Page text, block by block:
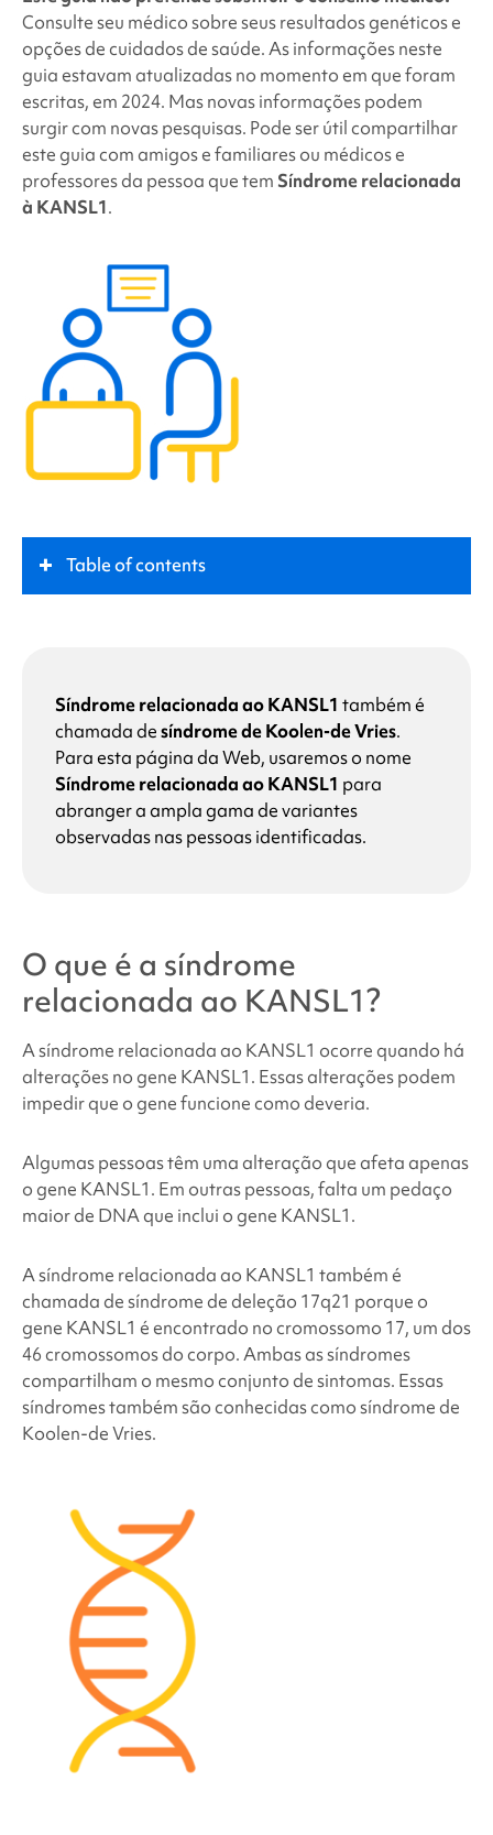
Consulte seu médico sobre seus resultados genéticos e
opções de cuidados de saúde. As informações neste
guia estavam atualizadas no momento em que foram
escritas, em 2024. Mas novas informações podem
surgir com novas pesquisas. Pode ser útil compartilhar
este guia com amigos e familiares ou médicos e
professores da pessoa que tem Síndrome relacionada
à KANSL1.
Table of contents
Função-chave
Sintomas
O que causa asíndrome relacionada ao KANSL1
Quais são as chances de outros membros da
família ou futuros filhos terema síndrome
relacionada ao KANSL1
?
Quantas pessoas têma síndrome relacionada ao
As pessoas que têma síndrome relacionada ao
KANSL1têm uma aparência diferente?
Comoa síndrome relacionada ao KANSL1é
tratada?
Problemas de comportamento e desenvolvimento
associados àsíndrome relacionada à KANSL1
Onde posso encontrar apoio e recursos?
Fontes e referências
Síndrome relacionada ao KANSL1 também é
chamada desíndrome de Koolen-de Vries.
Para esta página da Web, usaremos o nome
Síndrome relacionada ao KANSL1 para
abranger a ampla gama de variantes
observadas nas pessoas identificadas.
O que é a síndrome
relacionada ao KANSL1?
A síndrome relacionada ao KANSL1 ocorre quando há
alterações no gene KANSL1. Essas alterações podem
impedir que o gene funcione como deveria.
Algumas pessoas têm uma alteração que afeta apenas
o gene KANSL1. Em outras pessoas, falta um pedaço
maior de DNA que inclui o gene KANSL1.
A síndrome relacionada ao KANSL1 também é
chamada de síndrome de deleção 17q21 porque o
gene KANSL1 é encontrado no cromossomo 17, um dos
46 cromossomos do corpo. Ambas as síndromes
compartilham o mesmo conjunto de sintomas. Essas
síndromes também são conhecidas como síndrome de
Koolen-de Vries.